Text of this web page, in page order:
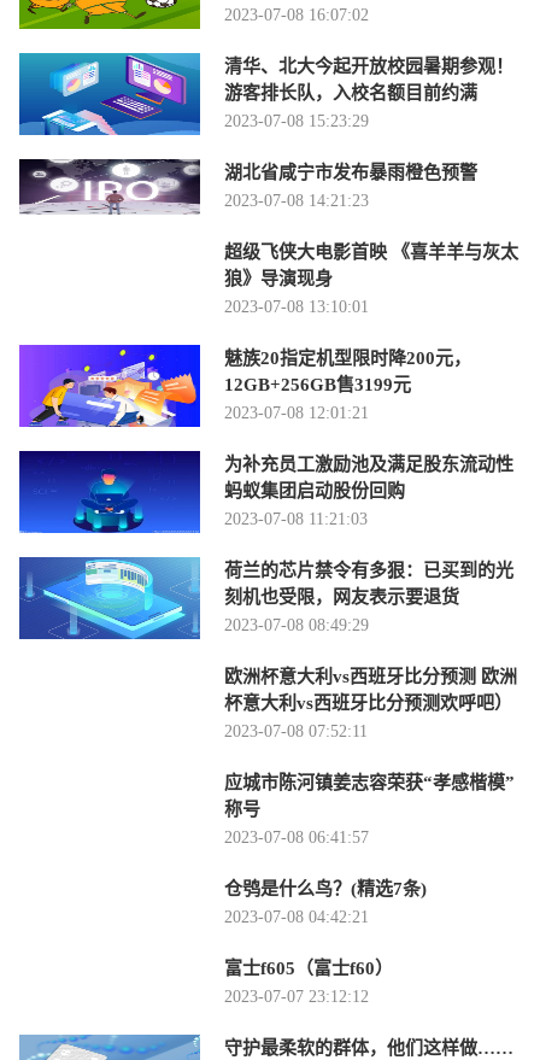
2023-07-08 16:07:02
清华、北大今起开放校园暑期参观！
游客排长队，入校名额目前约满
2023-07-08 15:23:29
湖北省咸宁市发布暴雨橙色预警
2023-07-08 14:21:23
超级飞侠大电影首映 《喜羊羊与灰太
狼》导演现身
2023-07-08 13:10:01
魅族20指定机型限时降200元，
12GB+256GB售3199元
2023-07-08 12:01:21
为补充员工激励池及满足股东流动性
蚂蚁集团启动股份回购
2023-07-08 11:21:03
荷兰的芯片禁令有多狠：已买到的光
刻机也受限，网友表示要退货
2023-07-08 08:49:29
欧洲杯意大利vs西班牙比分预测 欧洲
杯意大利vs西班牙比分预测欢呼吧）
2023-07-08 07:52:11
应城市陈河镇姜志容荣获“孝感楷模”
称号
2023-07-08 06:41:57
仓鸮是什么鸟？(精选7条)
2023-07-08 04:42:21
富士f605（富士f60）
2023-07-07 23:12:12
守护最柔软的群体，他们这样做……